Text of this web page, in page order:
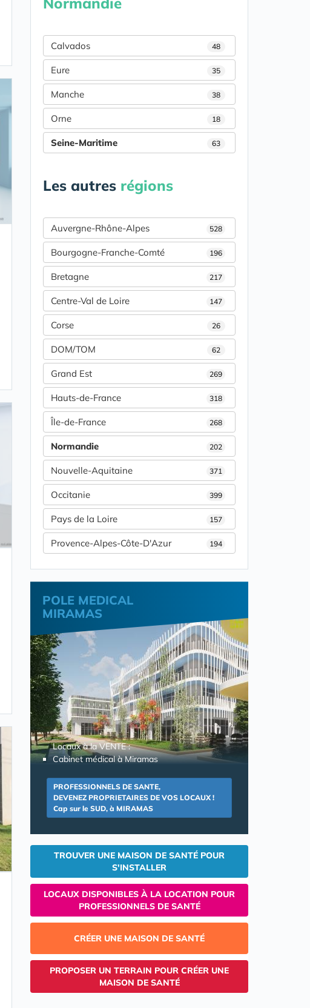
Calvados 48
Eure 35
Manche 38
Orne 18
Seine-Maritime 63
Les autres régions
Auvergne-Rhône-Alpes 528
Bourgogne-Franche-Comté 196
Bretagne 217
Centre-Val de Loire 147
Corse 26
DOM/TOM 62
Grand Est 269
Hauts-de-France 318
Île-de-France 268
Normandie 202
Nouvelle-Aquitaine 371
Occitanie 399
Pays de la Loire 157
Provence-Alpes-Côte-D'Azur 194
POLE MEDICAL
MIRAMAS
Locaux à la VENTE :
Cabinet médical à Miramas
PROFESSIONNELS DE SANTE,
DEVENEZ PROPRIETAIRES DE VOS LOCAUX !
Cap sur le SUD, à MIRAMAS
TROUVER UNE MAISON DE SANTÉ POUR
S'INSTALLER
LOCAUX DISPONIBLES À LA LOCATION POUR
PROFESSIONNELS DE SANTÉ
CRÉER UNE MAISON DE SANTÉ
PROPOSER UN TERRAIN POUR CRÉER UNE
MAISON DE SANTÉ